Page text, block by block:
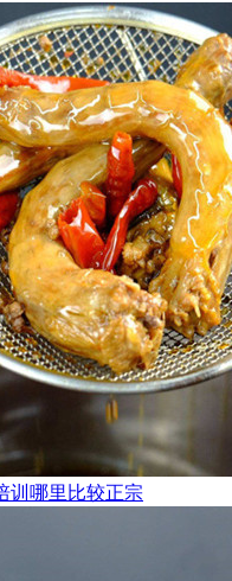
训哪里比较正宗